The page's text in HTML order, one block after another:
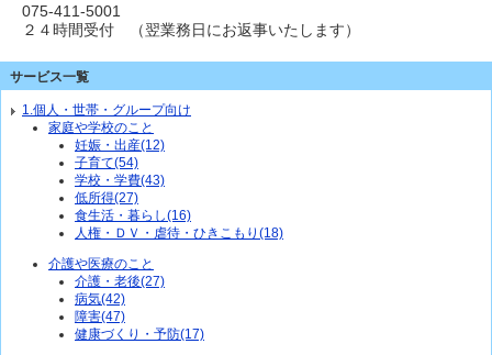
075-411-5001
２４時間受付 （翌業務日にお返事いたします）
サービス一覧
1.個人・世帯・グループ向け
家庭や学校のこと
妊娠・出産(12)
子育て(54)
学校・学費(43)
低所得(27)
食生活・暮らし(16)
人権・ＤＶ・虐待・ひきこもり(18)
介護や医療のこと
介護・老後(27)
病気(42)
障害(47)
健康づくり・予防(17)